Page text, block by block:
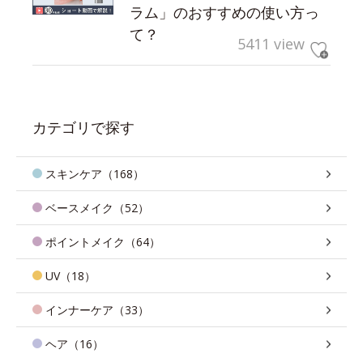
ラム」のおすすめの使い方っ
て？
5411 view
カテゴリで探す
スキンケア（168）
ベースメイク（52）
ポイントメイク（64）
UV（18）
インナーケア（33）
ヘア（16）